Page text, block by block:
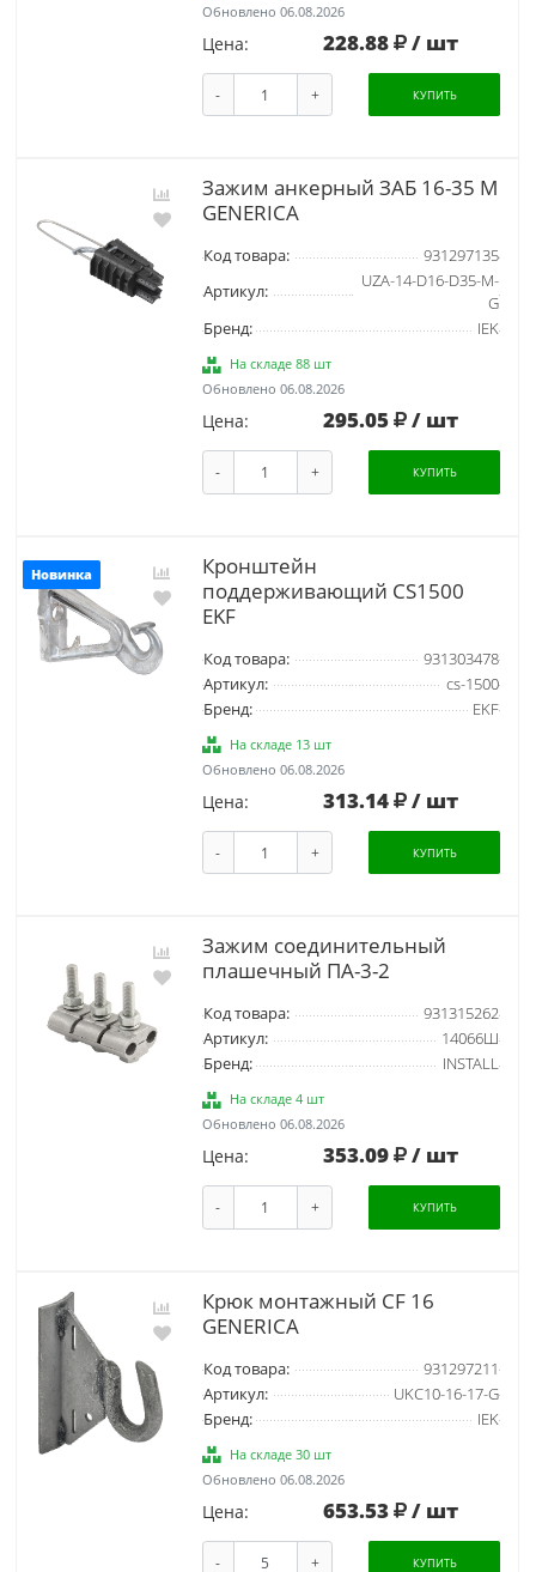
Обновлено 06.08.2026
Цена: 228.88 / шт
- + КУПИТЬ
Зажим анкерный ЗАБ 16-35 М
GENERICA
Код товара:
931297135
Артикул:
UZA-14-D16-D35-M-
G
Бренд:
IEK
На складе 88 шт
Обновлено 06.08.2026
Цена: 295.05 / шт
- + КУПИТЬ
Новинка
Кронштейн
поддерживающий CS1500
EKF
Код товара:
931303478
Артикул:
cs-1500
Бренд:
EKF
На складе 13 шт
Обновлено 06.08.2026
Цена: 313.14 / шт
- + КУПИТЬ
Зажим соединительный
плашечный ПА-3-2
Код товара:
931315262
Артикул:
14066Ш
Бренд:
INSTALL
На складе 4 шт
Обновлено 06.08.2026
Цена: 353.09 / шт
- + КУПИТЬ
Крюк монтажный CF 16
GENERICA
Код товара:
931297211
Артикул:
UKC10-16-17-G
Бренд:
IEK
На складе 30 шт
Обновлено 06.08.2026
Цена: 653.53 / шт
- + КУПИТЬ